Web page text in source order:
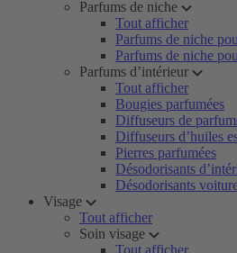
Parfums de niche
Tout afficher
Parfums de niche
Parfums de niche
Parfums d’intérieur
Tout afficher
Bougies parfumées
Diffuseurs de
Diffuseurs d’huiles
Pierres parfumées
Désodorisants
Désodorisants
Visage
Tout afficher
Soin visage
Tout afficher